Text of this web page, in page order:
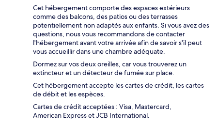
Cet hébergement comporte des espaces extérieurs
comme des balcons, des patios ou des terrasses
potentiellement non adaptés aux enfants. Si vous avez des
questions, nous vous recommandons de contacter
l'hébergement avant votre arrivée afin de savoir s'il peut
vous accueillir dans une chambre adéquate.
Dormez sur vos deux oreilles, car vous trouverez un
extincteur et un détecteur de fumée sur place.
Cet hébergement accepte les cartes de crédit, les cartes
de débit et les espèces.
Cartes de crédit acceptées : Visa, Mastercard,
American Express et JCB International.